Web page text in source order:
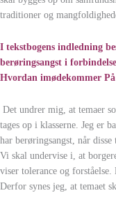
traditioner og
I tekstbogens indledning
berøringsangst i
Hvordan imødekommer
Det undrer mig, at temaer
tages op i klasserne. Jeg er
har berøringsangst, når
Vi skal undervise i, at
viser tolerance og
Derfor synes jeg, at temaet